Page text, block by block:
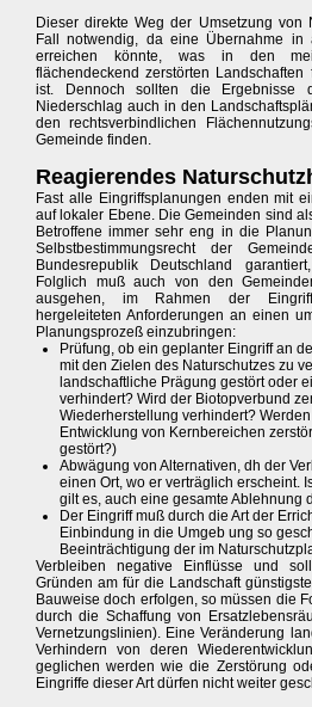
Dieser direkte Weg der Umsetzung von
Fall notwendig, da eine Übernahme
erreichen könnte, was in den
flächendeckend zerstörten
ist. Dennoch sollten die Ergebnisse
Niederschlag auch in den
den rechtsverbindlichen
Gemeinde finden.
Reagierendes
Fast alle Eingriffsplanungen enden mit
auf lokaler Ebene. Die Gemeinden sind
Betroffene immer sehr eng in die
Selbstbestimmungsrecht der
Bundesrepublik Deutschland
Folglich muß auch von den
ausgehen, im Rahmen der
hergeleiteten Anforderungen an einen
Planungsprozeß einzubringen:
Prüfung, ob ein geplanter Eingriff an
mit den Zielen des Naturschutzes zu
landschaftliche Prägung gestört oder
verhindert? Wird der Biotopverbund
Wiederherstellung verhindert?
Entwicklung von Kernbereichen
gestört?)
Abwägung von Alternativen, dh der
einen Ort, wo er verträglich erscheint.
gilt es, auch eine gesamte Ablehnung
Der Eingriff muß durch die Art der
Einbindung in die Umgeb ung so
Beeinträchtigung der im
Verbleiben negative Einflüsse und
Gründen am für die Landschaft
Bauweise doch erfolgen, so müssen die
durch die Schaffung von
Vernetzungslinien). Eine Veränderung
Verhindern von deren
geglichen werden wie die Zerstörung
Eingriffe dieser Art dürfen nicht weiter